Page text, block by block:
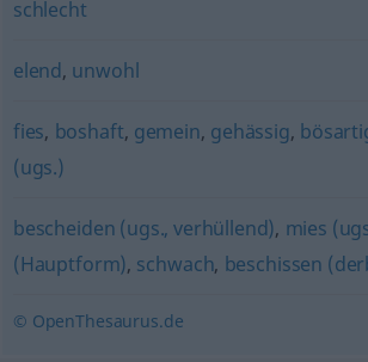
schlecht
elend, unwohl
fies, boshaft, gemein, gehässig,
(ugs.)
bescheiden (ugs., verhüllend), mies
(Hauptform), schwach, beschissen
© OpenThesaurus.de